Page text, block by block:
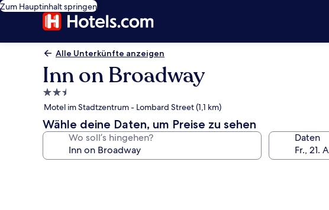
Zum Hauptinhalt springen
Alle Unterkünfte anzeigen
Inn on Broadway
2.5-
Sterne-
Unterkunft
Motel im Stadtzentrum - Lombard Street (1,1 km)
Wähle deine Daten, um Preise zu sehen
Wo soll’s hingehen? Daten